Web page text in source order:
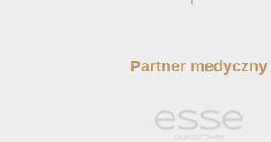
Partner medyczny